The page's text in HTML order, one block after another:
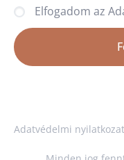
Elfogadom az
Adatvédelmi nyilatkozat